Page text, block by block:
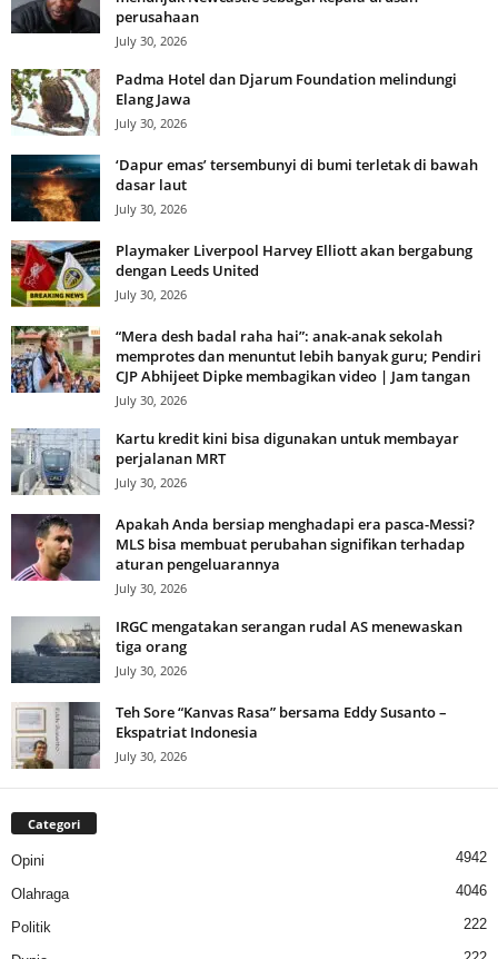
perusahaan
July 30, 2026
Padma Hotel dan Djarum Foundation melindungi
Elang Jawa
July 30, 2026
‘Dapur emas’ tersembunyi di bumi terletak di bawah
dasar laut
July 30, 2026
Playmaker Liverpool Harvey Elliott akan bergabung
dengan Leeds United
July 30, 2026
“Mera desh badal raha hai”: anak-anak sekolah
memprotes dan menuntut lebih banyak guru; Pendiri
CJP Abhijeet Dipke membagikan video | Jam tangan
July 30, 2026
Kartu kredit kini bisa digunakan untuk membayar
perjalanan MRT
July 30, 2026
Apakah Anda bersiap menghadapi era pasca-Messi?
MLS bisa membuat perubahan signifikan terhadap
aturan pengeluarannya
July 30, 2026
IRGC mengatakan serangan rudal AS menewaskan
tiga orang
July 30, 2026
Teh Sore “Kanvas Rasa” bersama Eddy Susanto –
Ekspatriat Indonesia
July 30, 2026
Categori
Opini 4942
Olahraga 4046
Politik 222